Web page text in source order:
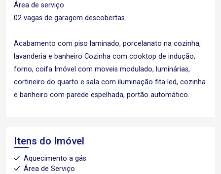
Área de serviço
02 vagas de garagem descobertas
Acabamento com piso laminado, porcelanato na cozinha,
lavanderia e banheiro Cozinha com cooktop de indução,
forno, coifa Imóvel com moveis modulado, luminárias,
cortineiro do quarto e sala com iluminação fita led, cozinha
e banheiro com parede espelhada, portão automático.
Itens do Imóvel
Aquecimento a gás
Área de Serviço